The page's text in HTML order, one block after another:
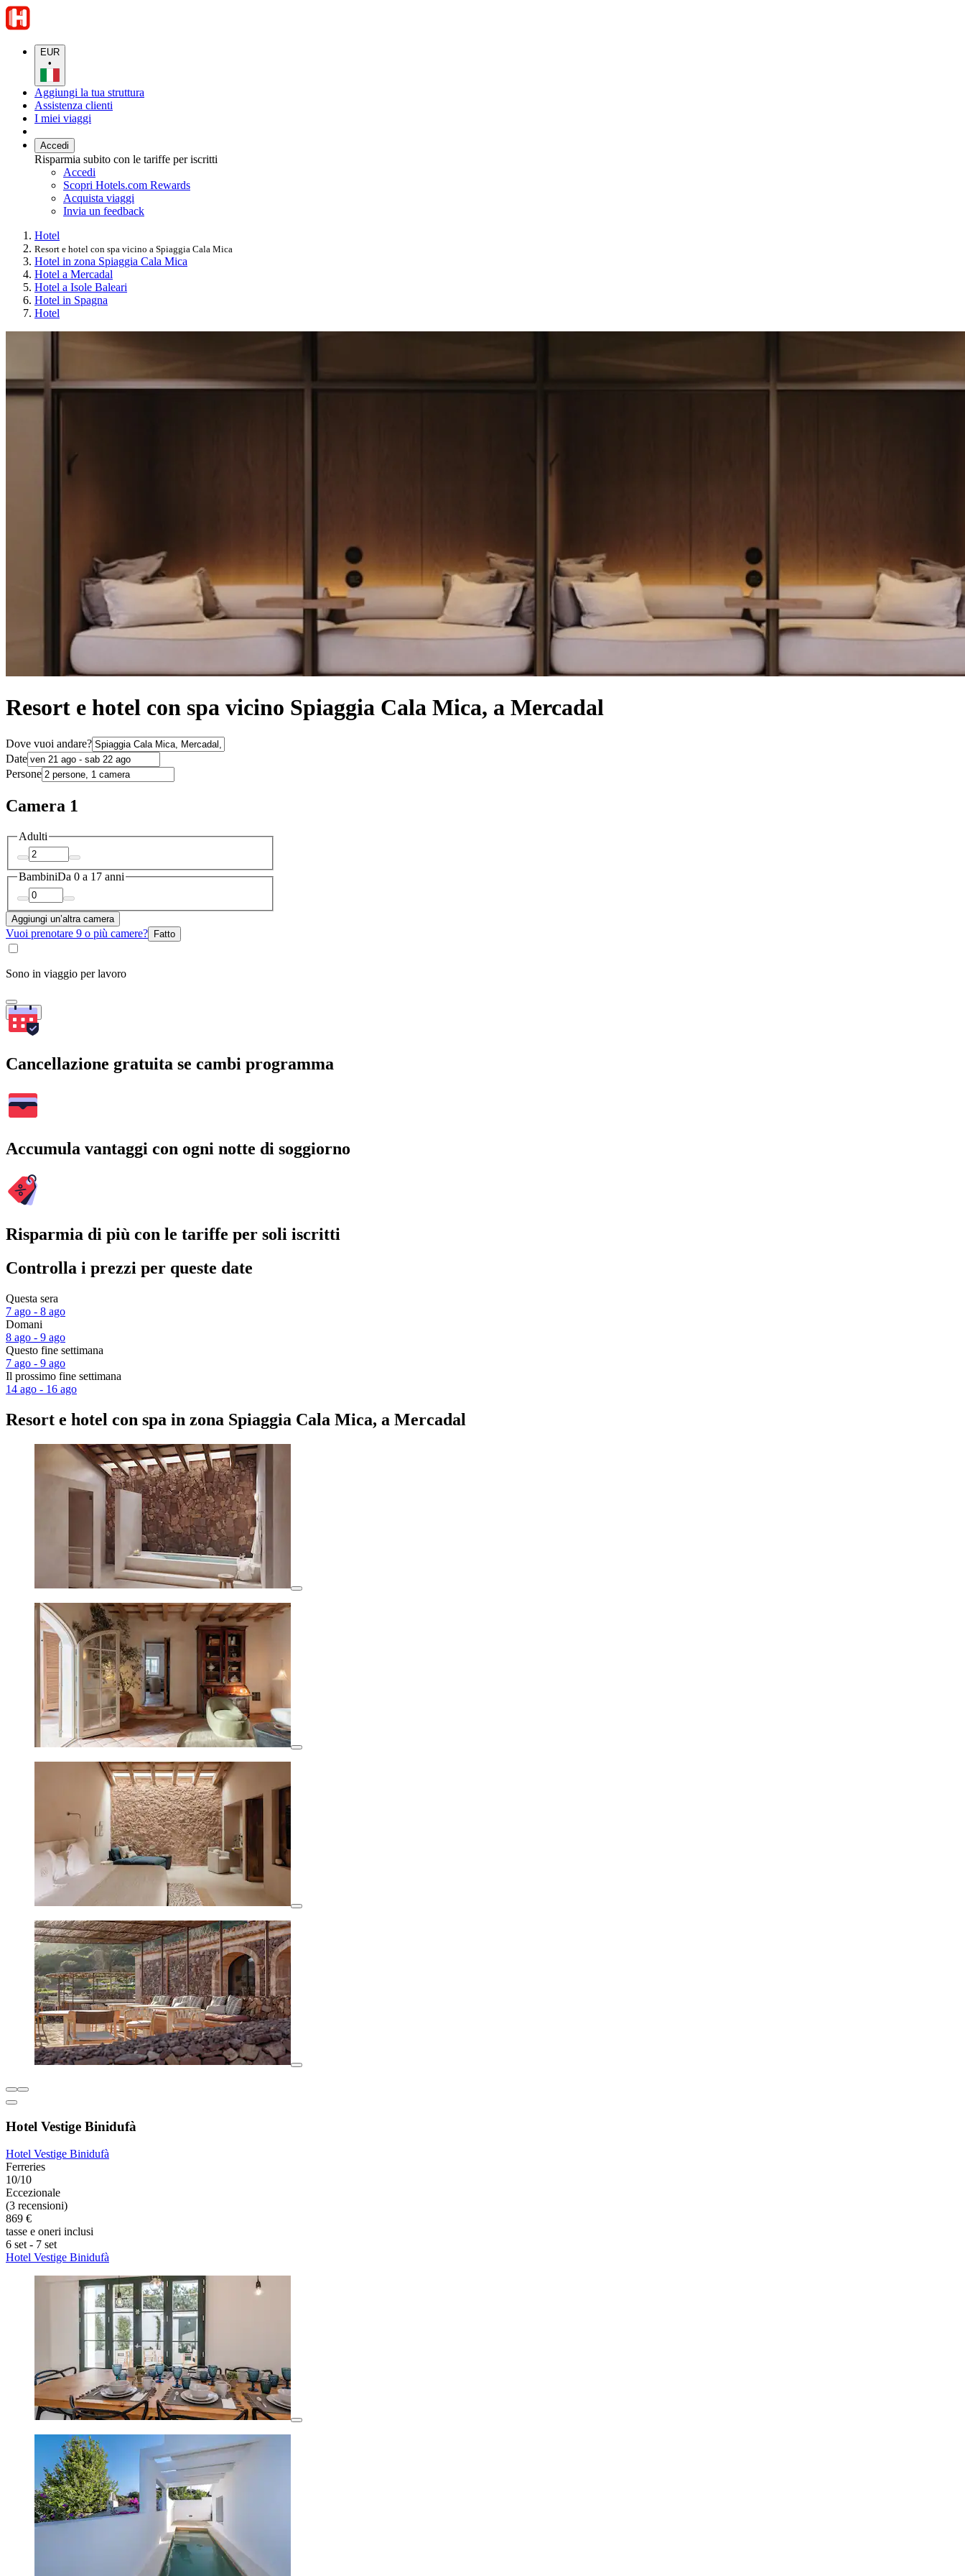
EUR
•
Aggiungi la tua struttura
Assistenza clienti
I miei viaggi
Accedi
Risparmia subito con le tariffe per iscritti
Accedi
Scopri Hotels.com Rewards
Acquista viaggi
Invia un feedback
Hotel
Resort e hotel con spa vicino a Spiaggia Cala Mica
Hotel in zona Spiaggia Cala Mica
Hotel a Mercadal
Hotel a Isole Baleari
Hotel in Spagna
Hotel
Resort e hotel con spa vicino Spiaggia Cala Mica, a Mercadal
Dove vuoi andare?
Date
Persone
Camera 1
Adulti
BambiniDa 0 a 17 anni
Aggiungi un’altra camera
Vuoi prenotare 9 o più camere? Fatto
Sono in viaggio per lavoro
Cerca
Cancellazione gratuita se cambi programma
Accumula vantaggi con ogni notte di soggiorno
Risparmia di più con le tariffe per soli iscritti
Controlla i prezzi per queste date
Questa sera
7 ago - 8 ago
Domani
8 ago - 9 ago
Questo fine settimana
7 ago - 9 ago
Il prossimo fine settimana
14 ago - 16 ago
Resort e hotel con spa in zona Spiaggia Cala Mica, a Mercadal
Hotel Vestige Binidufà
Hotel Vestige Binidufà
Ferreries
10/10
Eccezionale
(3 recensioni)
869 €
tasse e oneri inclusi
6 set - 7 set
Hotel Vestige Binidufà